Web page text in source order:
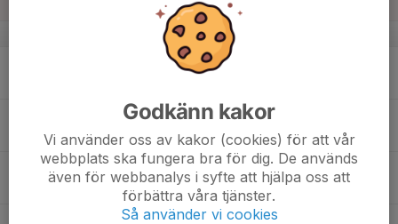
v.25
Godkänn kakor
Vi använder oss av kakor (cookies) för att vår
webbplats ska fungera bra för dig. De används
även för webbanalys i syfte att hjälpa oss att
förbättra våra tjänster.
Så använder vi cookies